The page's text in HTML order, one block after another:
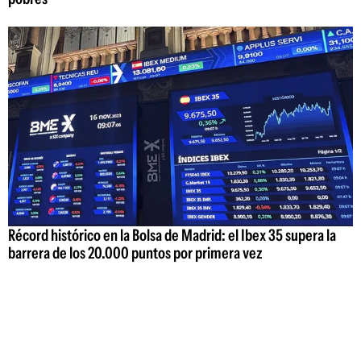
Récord histórico en la Bolsa de Madrid: el Ibex 35 supera la
barrera de los 20.000 puntos por primera vez